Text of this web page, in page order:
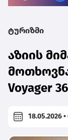
ტურიზმი
აზიის
Voyager
18.05.2026